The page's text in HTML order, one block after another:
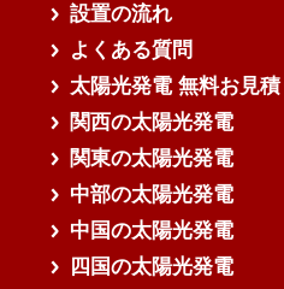
設置の流れ
よくある質問
太陽光発電 無料お見積
関西の太陽光発電
関東の太陽光発電
中部の太陽光発電
中国の太陽光発電
四国の太陽光発電